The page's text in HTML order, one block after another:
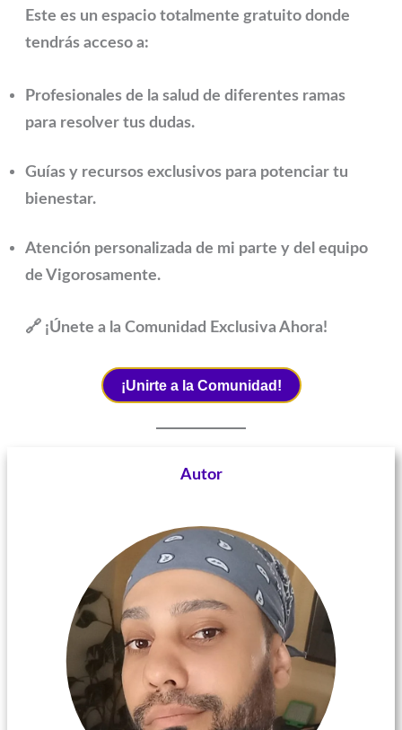
Este es un espaciototalmente gratuito donde
tendrás acceso a:
Profesionales de la salud de diferentes ramas
para resolver tus dudas.
Guías y recursos exclusivos para potenciar tu
bienestar.
Atención personalizada de mi parte y del equipo
de Vigorosamente.
🔗 ¡Únete a la Comunidad Exclusiva Ahora!
¡Unirte a la Comunidad!
Autor